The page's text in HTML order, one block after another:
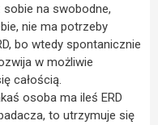
na swobodne,
nie ma potrzeby
bo wtedy spontanicznie
w możliwie
całością.
osoba ma ileś ERD
to utrzymuje się